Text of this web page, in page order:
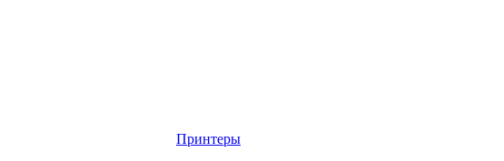
Принтеры